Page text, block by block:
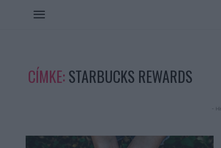
CÍMKE: STARBUCKS REWARDS
-